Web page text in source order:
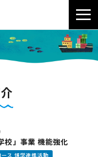
校」事業 機能強化
ス 博学連携活動